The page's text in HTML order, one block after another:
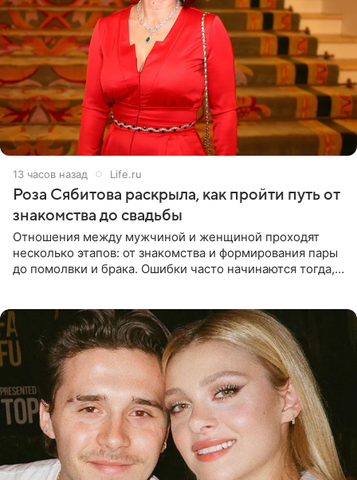
13 часов назад Life.ru
Роза Сябитова раскрыла, как пройти путь от
знакомства до свадьбы
Отношения между мужчиной и женщиной проходят
несколько этапов: от знакомства и формирования пары
до помолвки и брака. Ошибки часто начинаются тогда,